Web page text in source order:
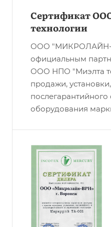
Сертификат
технологии
ООО "МИКРОЛАЙН-
официальным
ООО НПО "Миэлта
продажи,
оборудования